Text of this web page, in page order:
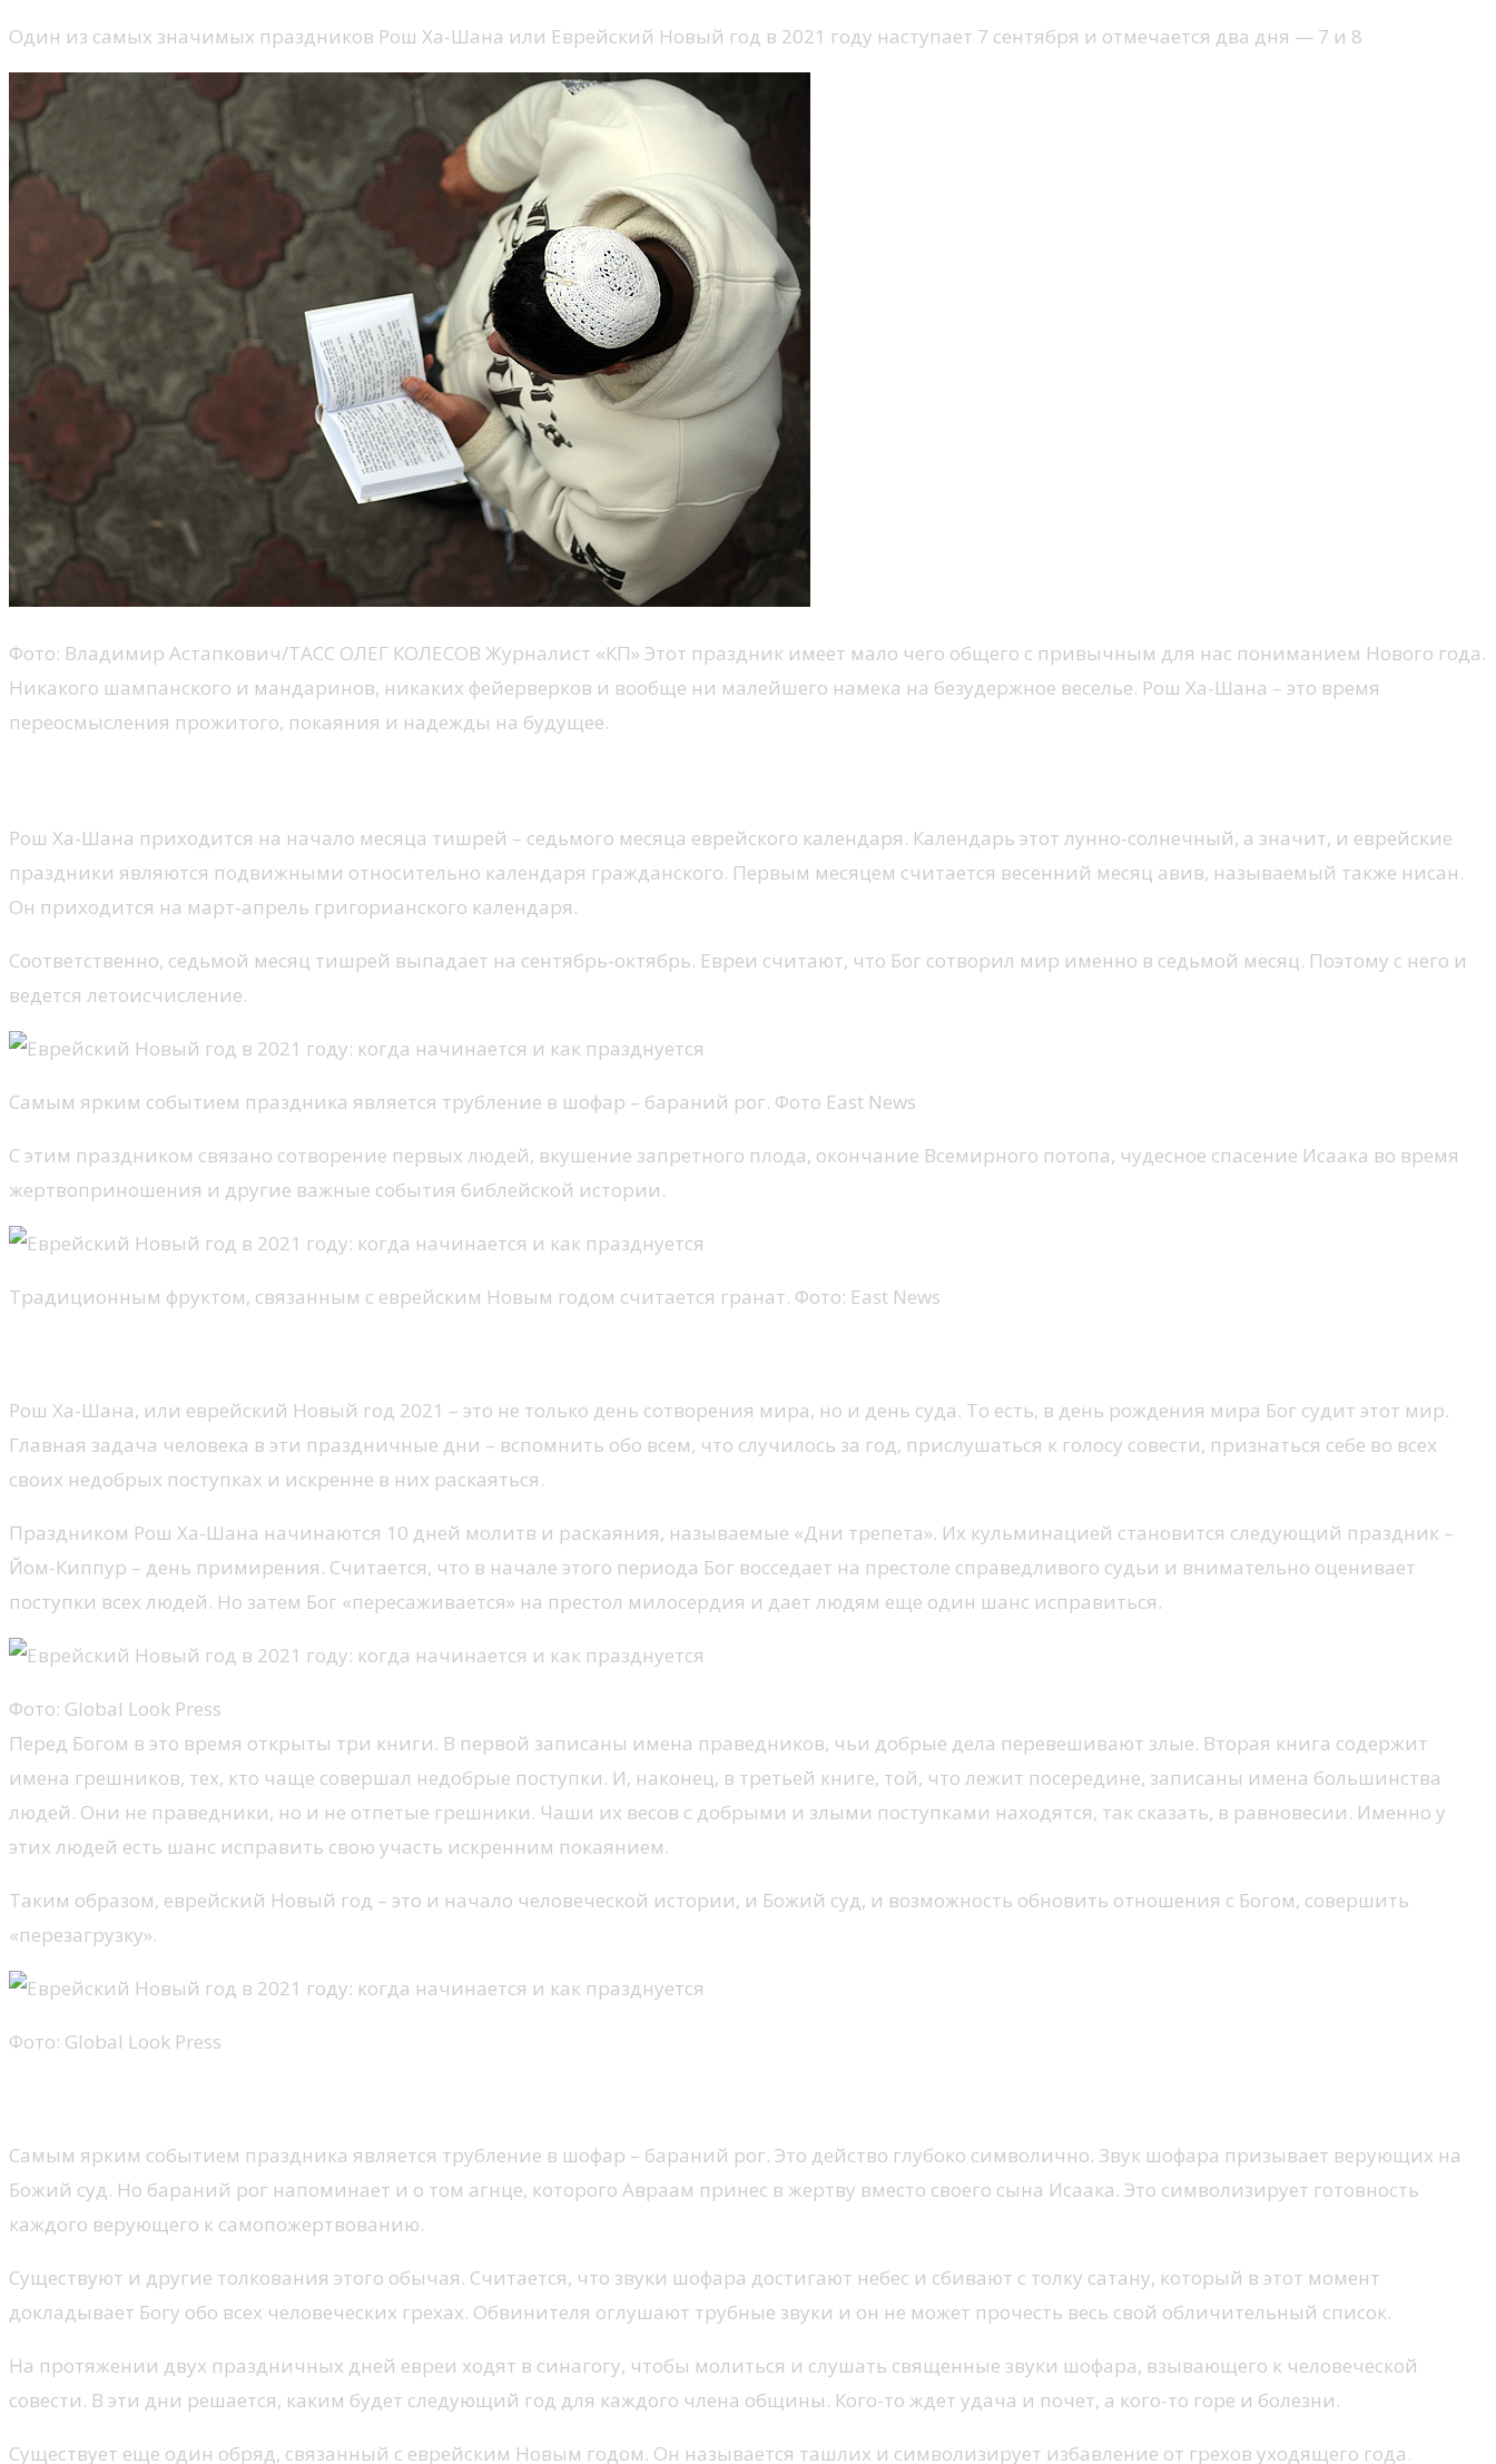
Один из самых значимых праздников Рош Ха-Шана или Еврейский Новый год в 2021 году наступает 7 сентября и отмечается два дня — 7 и 8
Фото: Владимир Астапкович/ТАСС ОЛЕГ КОЛЕСОВ Журналист «КП» Этот праздник имеет мало чего общего с привычным для нас пониманием Нового года.
Никакого шампанского и мандаринов, никаких фейерверков и вообще ни малейшего намека на безудержное веселье. Рош Ха-Шана – это время
переосмысления прожитого, покаяния и надежды на будущее.
Рош Ха-Шана приходится на начало месяца тишрей – седьмого месяца еврейского календаря. Календарь этот лунно-солнечный, а значит, и еврейские
праздники являются подвижными относительно календаря гражданского. Первым месяцем считается весенний месяц авив, называемый также нисан.
Он приходится на март-апрель григорианского календаря.
Соответственно, седьмой месяц тишрей выпадает на сентябрь-октябрь. Евреи считают, что Бог сотворил мир именно в седьмой месяц. Поэтому с него и
ведется летоисчисление.
Самым ярким событием праздника является трубление в шофар – бараний рог. Фото East News
С этим праздником связано сотворение первых людей, вкушение запретного плода, окончание Всемирного потопа, чудесное спасение Исаака во время
жертвоприношения и другие важные события библейской истории.
Традиционным фруктом, связанным с еврейским Новым годом считается гранат. Фото: East News
Рош Ха-Шана, или еврейский Новый год 2021 – это не только день сотворения мира, но и день суда. То есть, в день рождения мира Бог судит этот мир.
Главная задача человека в эти праздничные дни – вспомнить обо всем, что случилось за год, прислушаться к голосу совести, признаться себе во всех
своих недобрых поступках и искренне в них раскаяться.
Праздником Рош Ха-Шана начинаются 10 дней молитв и раскаяния, называемые «Дни трепета». Их кульминацией становится следующий праздник –
Йом-Киппур – день примирения. Считается, что в начале этого периода Бог восседает на престоле справедливого судьи и внимательно оценивает
поступки всех людей. Но затем Бог «пересаживается» на престол милосердия и дает людям еще один шанс исправиться.
Фото: Global Look Press
Перед Богом в это время открыты три книги. В первой записаны имена праведников, чьи добрые дела перевешивают злые. Вторая книга содержит
имена грешников, тех, кто чаще совершал недобрые поступки. И, наконец, в третьей книге, той, что лежит посередине, записаны имена большинства
людей. Они не праведники, но и не отпетые грешники. Чаши их весов с добрыми и злыми поступками находятся, так сказать, в равновесии. Именно у
этих людей есть шанс исправить свою участь искренним покаянием.
Таким образом, еврейский Новый год – это и начало человеческой истории, и Божий суд, и возможность обновить отношения с Богом, совершить
«перезагрузку».
Фото: Global Look Press
Самым ярким событием праздника является трубление в шофар – бараний рог. Это действо глубоко символично. Звук шофара призывает верующих на
Божий суд. Но бараний рог напоминает и о том агнце, которого Авраам принес в жертву вместо своего сына Исаака. Это символизирует готовность
каждого верующего к самопожертвованию.
Существуют и другие толкования этого обычая. Считается, что звуки шофара достигают небес и сбивают с толку сатану, который в этот момент
докладывает Богу обо всех человеческих грехах. Обвинителя оглушают трубные звуки и он не может прочесть весь свой обличительный список.
На протяжении двух праздничных дней евреи ходят в синагогу, чтобы молиться и слушать священные звуки шофара, взывающего к человеческой
совести. В эти дни решается, каким будет следующий год для каждого члена общины. Кого-то ждет удача и почет, а кого-то горе и болезни.
Существует еще один обряд, связанный с еврейским Новым годом. Он называется ташлих и символизирует избавление от грехов уходящего года.